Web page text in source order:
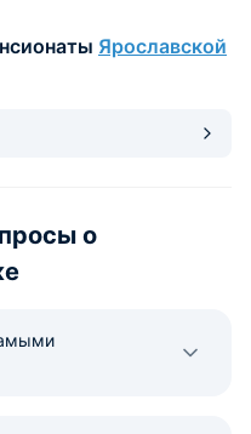
Ярославской
о